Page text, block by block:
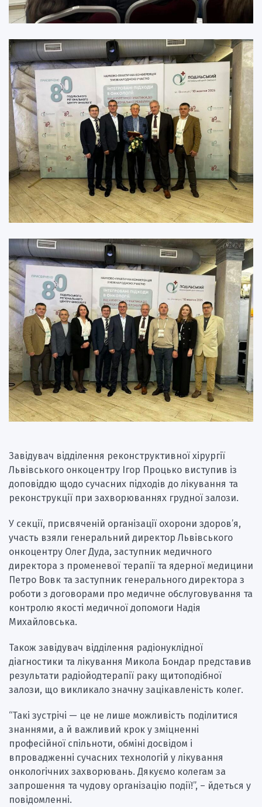
Завідувач відділення реконструктивної хірургії
Львівського онкоцентру Ігор Процько виступив із
доповіддю щодо сучасних підходів до лікування та
реконструкції при захворюваннях грудної залози.
У секції, присвяченій організації охорони здоров’я,
участь взяли генеральний директор Львівського
онкоцентру Олег Дуда, заступник медичного
директора з променевої терапії та ядерної медицини
Петро Вовк та заступник генерального директора з
роботи з договорами про медичне обслуговування та
контролю якості медичної допомоги Надія
Михайловська.
Також завідувач відділення радіонуклідної
діагностики та лікування Микола Бондар представив
результати радіойодтерапії раку щитоподібної
залози, що викликало значну зацікавленість колег.
“Такі зустрічі — це не лише можливість поділитися
знаннями, а й важливий крок у зміцненні
професійної спільноти, обміні досвідом і
впровадженні сучасних технологій у лікування
онкологічних захворювань. Дякуємо колегам за
запрошення та чудову організацію події!”, – йдеться у
повідомленні.